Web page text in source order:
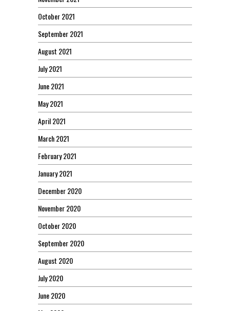
October 2021
September 2021
August 2021
July 2021
June 2021
May 2021
April 2021
March 2021
February 2021
January 2021
December 2020
November 2020
October 2020
September 2020
August 2020
July 2020
June 2020